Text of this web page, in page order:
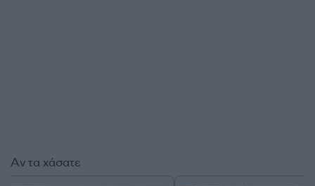
Αν τα χάσατε